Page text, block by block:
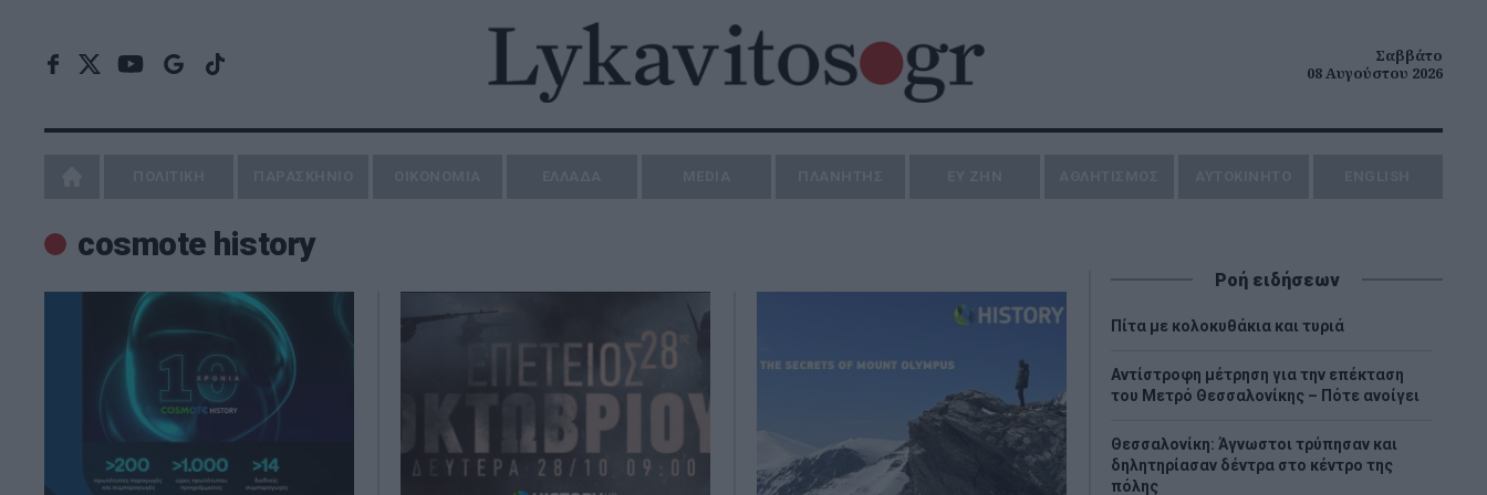
Σαββάτο
08 Αυγούστου 2026
cosmote history
Ροή ειδήσεων
Πίτα με κολοκυθάκια και τυριά
Αντίστροφη μέτρηση για την επέκταση
του Μετρό Θεσσαλονίκης – Πότε ανοίγει
Θεσσαλονίκη: Άγνωστοι τρύπησαν και
δηλητηρίασαν δέντρα στο κέντρο της
πόλης